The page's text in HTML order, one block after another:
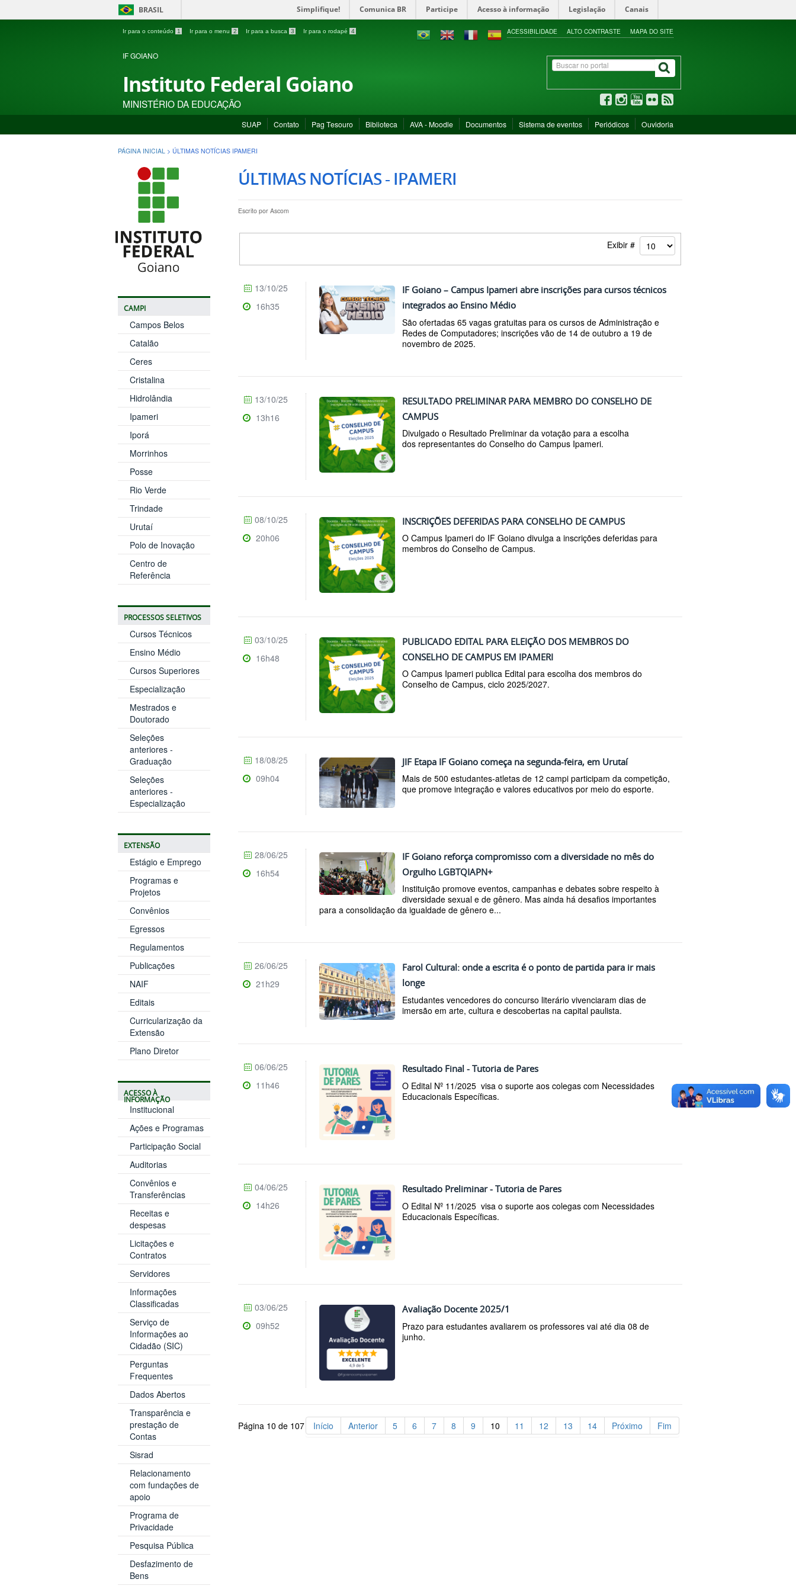
BRASIL Simplifique! Comunica BR Participe Acesso à informação Legislação Canais
Ir para o conteúdo 1 Ir para o menu 2 Ir para a busca 3 Ir para o rodapé 4 ACESSIBILIDADE ALTO CONTRASTE MAPA DO SITE
IF GOIANO
Instituto Federal Goiano
MINISTÉRIO DA EDUCAÇÃO
SUAP Contato Pag Tesouro Biblioteca AVA - Moodle Documentos Sistema de eventos Periódicos Ouvidoria
PÁGINA INICIAL > ÚLTIMAS NOTÍCIAS IPAMERI
CAMPI
Campos Belos
Catalão
Ceres
Cristalina
Hidrolândia
Ipameri
Iporá
Morrinhos
Posse
Rio Verde
Trindade
Urutaí
Polo de Inovação
Centro de
Referência
PROCESSOS SELETIVOS
Cursos Técnicos
Ensino Médio
Cursos Superiores
Especialização
Mestrados e
Doutorado
Seleções
anteriores -
Graduação
Seleções
anteriores -
Especialização
EXTENSÃO
Estágio e Emprego
Programas e
Projetos
Convênios
Egressos
Regulamentos
Publicações
NAIF
Editais
Curricularização da
Extensão
Plano Diretor
ACESSO À
INFORMAÇÃO
Institucional
Ações e Programas
Participação Social
Auditorias
Convênios e
Transferências
Receitas e
despesas
Licitações e
Contratos
Servidores
Informações
Classificadas
Serviço de
Informações ao
Cidadão (SIC)
Perguntas
Frequentes
Dados Abertos
Transparência e
prestação de
Contas
Sisrad
Relacionamento
com fundações de
apoio
Programa de
Privacidade
Pesquisa Pública
Desfazimento de
Bens
ÚLTIMAS NOTÍCIAS - IPAMERI
Escrito por Ascom
Exibir #
IF Goiano – Campus Ipameri abre inscrições para cursos técnicos
integrados ao Ensino Médio
São ofertadas 65 vagas gratuitas para os cursos de Administração e
Redes de Computadores; inscrições vão de 14 de outubro a 19 de
novembro de 2025.
13/10/25
16h35
RESULTADO PRELIMINAR PARA MEMBRO DO CONSELHO DE
CAMPUS
Divulgado o Resultado Preliminar da votação para a escolha
dos representantes do Conselho do Campus Ipameri.
13/10/25
13h16
INSCRIÇÕES DEFERIDAS PARA CONSELHO DE CAMPUS
O Campus Ipameri do IF Goiano divulga a inscrições deferidas para
membros do Conselho de Campus.
08/10/25
20h06
PUBLICADO EDITAL PARA ELEIÇÃO DOS MEMBROS DO
CONSELHO DE CAMPUS EM IPAMERI
O Campus Ipameri publica Edital para escolha dos membros do
Conselho de Campus, ciclo 2025/2027.
03/10/25
16h48
JIF Etapa IF Goiano começa na segunda-feira, em Urutaí
Mais de 500 estudantes-atletas de 12 campi participam da competição,
que promove integração e valores educativos por meio do esporte.
18/08/25
09h04
IF Goiano reforça compromisso com a diversidade no mês do
Orgulho LGBTQIAPN+
Instituição promove eventos, campanhas e debates sobre respeito à
diversidade sexual e de gênero. Mas ainda há desafios importantes
para a consolidação da igualdade de gênero e...
28/06/25
16h54
Farol Cultural: onde a escrita é o ponto de partida para ir mais
longe
Estudantes vencedores do concurso literário vivenciaram dias de
imersão em arte, cultura e descobertas na capital paulista.
26/06/25
21h29
Resultado Final - Tutoria de Pares
O Edital Nº 11/2025 visa o suporte aos colegas com Necessidades
Educacionais Específicas.
06/06/25
11h46
Resultado Preliminar - Tutoria de Pares
O Edital Nº 11/2025 visa o suporte aos colegas com Necessidades
Educacionais Específicas.
04/06/25
14h26
Avaliação Docente 2025/1
Prazo para estudantes avaliarem os professores vai até dia 08 de
junho.
03/06/25
09h52
Página 10 de 107 Início Anterior 5 6 7 8 9 10 11 12 13 14 Próximo Fim